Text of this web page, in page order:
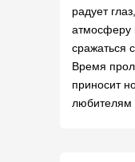
радует
атмосферу
сражаться
Время
приносит
любителям